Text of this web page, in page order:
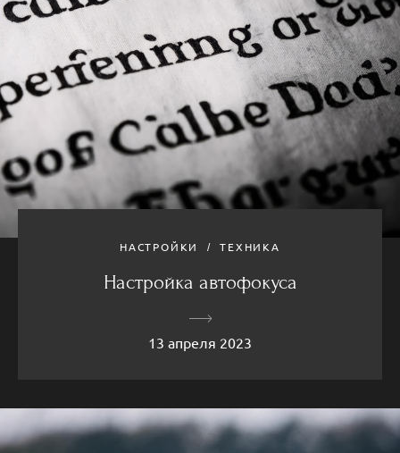
НАСТРОЙКИ ТЕХНИКА
Настройка автофокуса
13 апреля 2023